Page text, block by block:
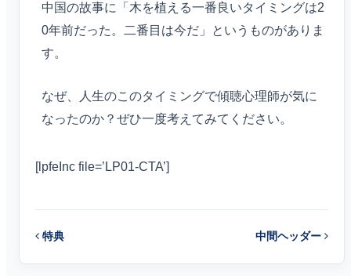
中国の故事に「木を植える一番良いタイミングは2
0年前だった。二番目は今だ」というものがありま
す。
なぜ、人生のこのタイミングで傾聴心理師が気に
なったのか？ぜひ一度考えてみてください。
[lpfeInc file=’LP01-CTA’]
投
特典 中間ヘッダー